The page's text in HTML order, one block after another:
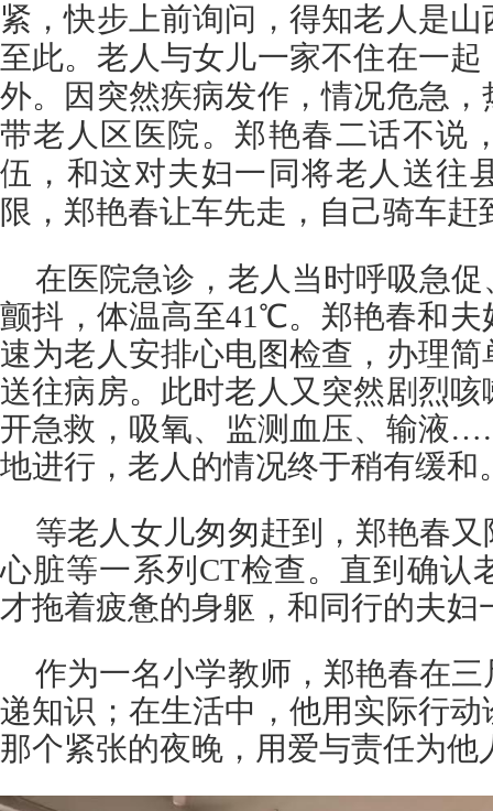
紧，快步上前询问，得知老人是
至此。老人与女儿一家不住在一
外。因突然疾病发作，情况危急
带老人区医院。郑艳春二话不说
伍，和这对夫妇一同将老人送往
限，郑艳春让车先走，自己骑车赶
在医院急诊，老人当时呼吸急
颤抖，体温高至41℃。郑艳春和夫
速为老人安排心电图检查，办理
送往病房。此时老人又突然剧烈
开急救，吸氧、监测血压、输液
地进行，老人的情况终于稍有缓和
等老人女儿匆匆赶到，郑艳春
心脏等一系列CT检查。直到确认
才拖着疲惫的身躯，和同行的夫妇
作为一名小学教师，郑艳春在
递知识；在生活中，他用实际行
那个紧张的夜晚，用爱与责任为他